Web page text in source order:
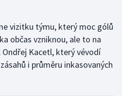
vizitku týmu, který moc gólů
občas vzniknou, ale to na
Kacetl, který vévodí
i průměru inkasovaných